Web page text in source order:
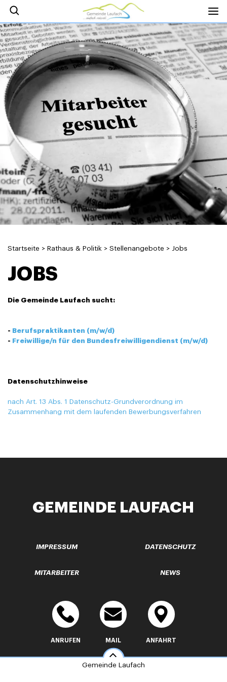
Startseite > Rathaus & Politik > Stellenangebote > Jobs
JOBS
Die Gemeinde Laufach sucht:
- Berufspraktikanten (m/w/d)
- Freiwillige/n für den Bundesfreiwilligendienst (m/w/d)
Datenschutzhinweise
nach Art. 13 Abs. 1 Datenschutz-Grundverordnung im
Zusammenhang mit dem laufenden Bewerbungsverfahren
Gemeinde Laufach
GEMEINDE LAUFACH
IMPRESSUM DATENSCHUTZ
MITARBEITER NEWS
ANRUFEN MAIL ANFAHRT